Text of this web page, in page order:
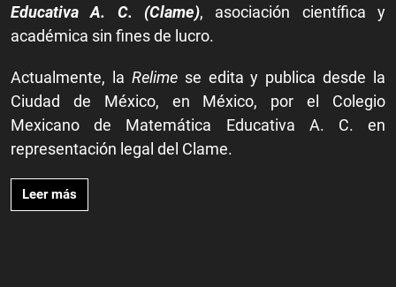
Educativa A. C. (Clame), asociación científica y
académica sin fines de lucro.
Actualmente, la Relime se edita y publica desde la
Ciudad de México, en México, por el Colegio
Mexicano de Matemática Educativa A. C. en
representación legal del Clame.
Leer más